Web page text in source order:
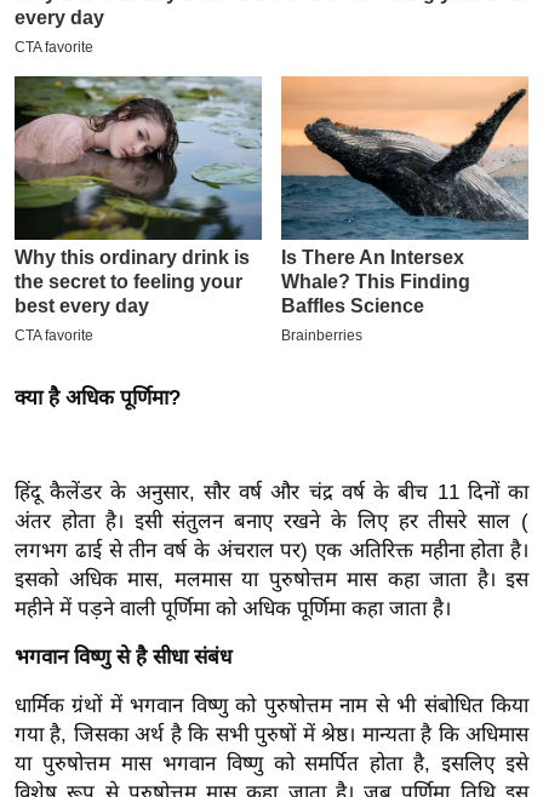
क्रा
इ
म
ई
-
पे
र
मि
सा
सा
ल
श
ख्सि
य
त
ग
इं
डि
क्या है अधिक पूर्णिमा?
हिंदू कैलेंडर के अनुसार, सौर वर्ष और चंद्र वर्ष के बीच 11 दिनों का
अंतर होता है। इसी संतुलन बनाए रखने के लिए हर तीसरे साल (
लगभग ढाई से तीन वर्ष के अंचराल पर) एक अतिरिक्त महीना होता है।
इसको अधिक मास, मलमास या पुरुषोत्तम मास कहा जाता है। इस
महीने में पड़ने वाली पूर्णिमा को अधिक पूर्णिमा कहा जाता है।
भगवान विष्णु से है सीधा संबंध
धार्मिक ग्रंथों में भगवान विष्णु को पुरुषोत्तम नाम से भी संबोधित किया
गया है, जिसका अर्थ है कि सभी पुरुषों में श्रेष्ठ। मान्यता है कि अधिमास
या पुरुषोत्तम मास भगवान विष्णु को समर्पित होता है, इसलिए इसे